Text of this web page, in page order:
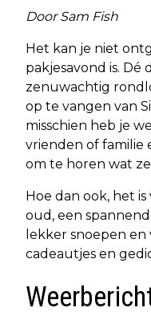
Door Sam Fish
Het kan je niet
pakjesavond is. Dé
zenuwachtig
op te vangen van
misschien heb je
vrienden of familie
om te horen wat
Hoe dan ook, het
oud, een
lekker snoepen
cadeautjes en